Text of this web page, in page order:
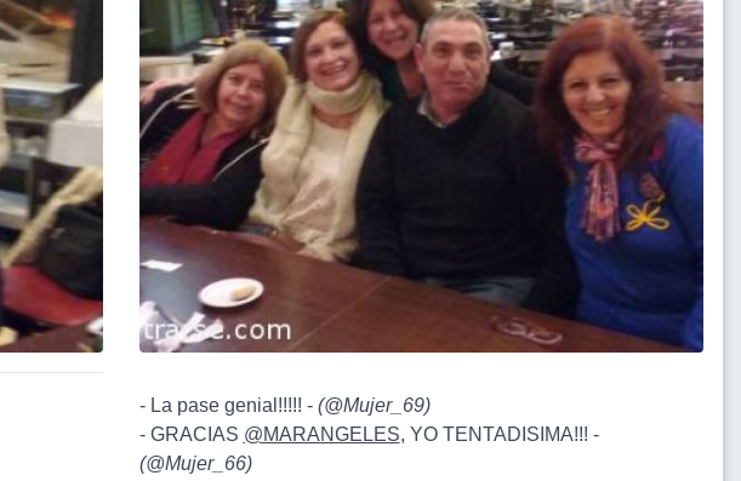
- La pase genial!!!!! - (@Mujer_69)
- GRACIAS @MARANGELES, YO TENTADISIMA!!! -
(@Mujer_66)